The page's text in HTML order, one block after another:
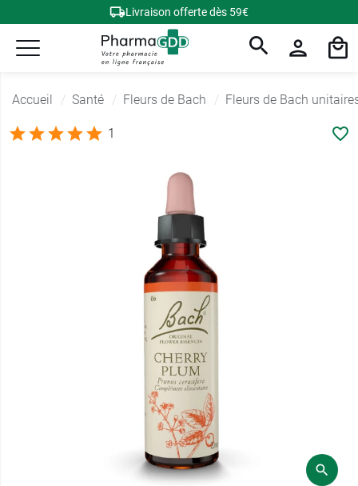
Livraison offerte dès 59€
Accueil Santé Fleurs de Bach Fleurs de Bach
1